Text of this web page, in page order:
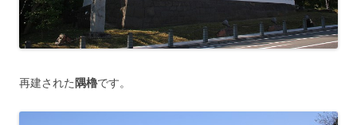
再建された 隅櫓です。